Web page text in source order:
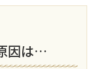
因は…